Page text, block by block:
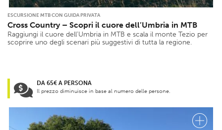
ESCURSIONE MTB CON GUIDA PRIVATA
Cross Country – Scopri il cuore dell’Umbria in MTB
Raggiungi il cuore dell’Umbria in MTB e scala il monte Tezio per
scoprire uno degli scenari più suggestivi di tutta la regione.
DA 65€ A PERSONA
Il prezzo diminuisce in base al numero delle persone.